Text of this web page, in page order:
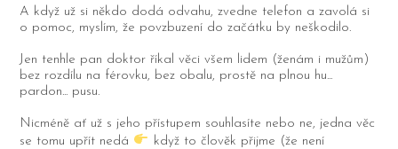
A když už si někdo dodá odvahu, zvedne telefon a zavolá si
o pomoc, myslím, že povzbuzení do začátku by neškodilo.
Jen tenhle pan doktor říkal věci všem lidem (ženám i mužům)
bez rozdílu na férovku, bez obalu, prostě na plnou hu...
pardon... pusu.
Nicméně ať už s jeho přístupem souhlasíte nebo ne, jedna věc
se tomu upřít nedá
když to člověk přijme (že není